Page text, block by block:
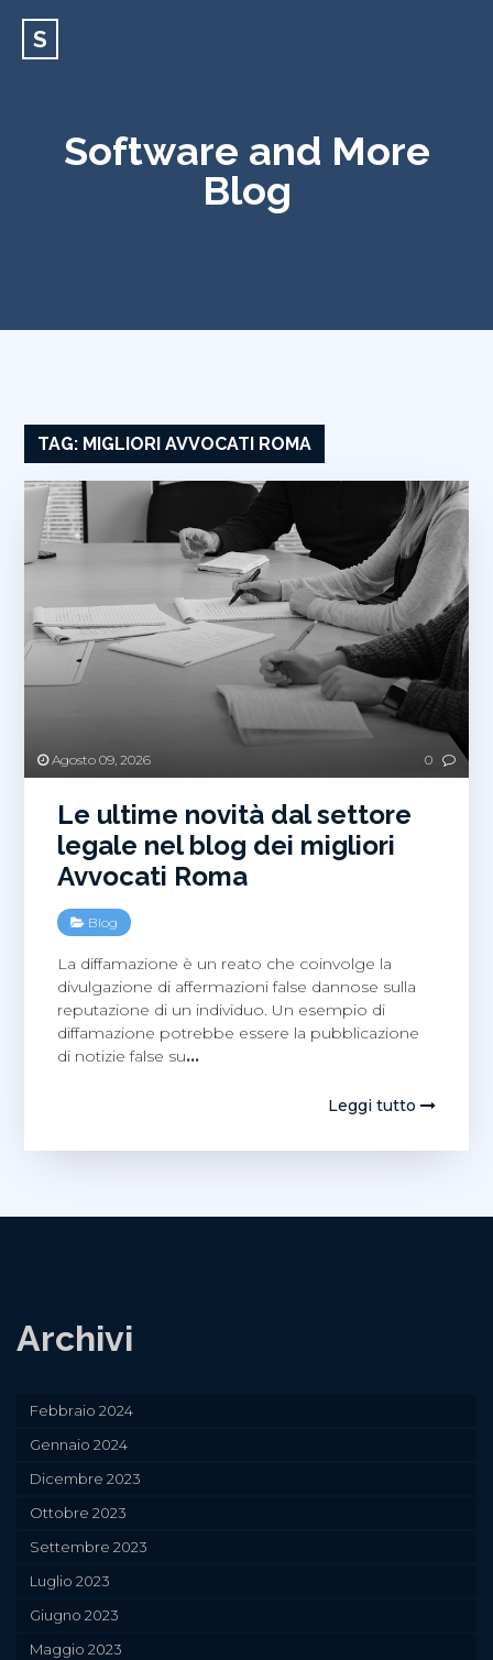
S
Software and More
Blog
TAG: MIGLIORI AVVOCATI ROMA
Agosto 09, 2026 0
Le ultime novità dal settore
legale nel blog dei migliori
Avvocati Roma
Blog
La diffamazione è un reato che coinvolge la
divulgazione di affermazioni false dannose sulla
reputazione di un individuo. Un esempio di
diffamazione potrebbe essere la pubblicazione
di notizie false su…
Leggi tutto
Archivi
Febbraio 2024
Gennaio 2024
Dicembre 2023
Ottobre 2023
Settembre 2023
Luglio 2023
Giugno 2023
Maggio 2023